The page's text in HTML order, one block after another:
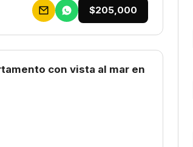
$205,000
con vista al mar en